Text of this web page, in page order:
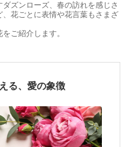
ズンローズ、春の訪れを感じさ
花ごとに表情や花言葉もさまざ
ご紹介します。
る、愛の象徴